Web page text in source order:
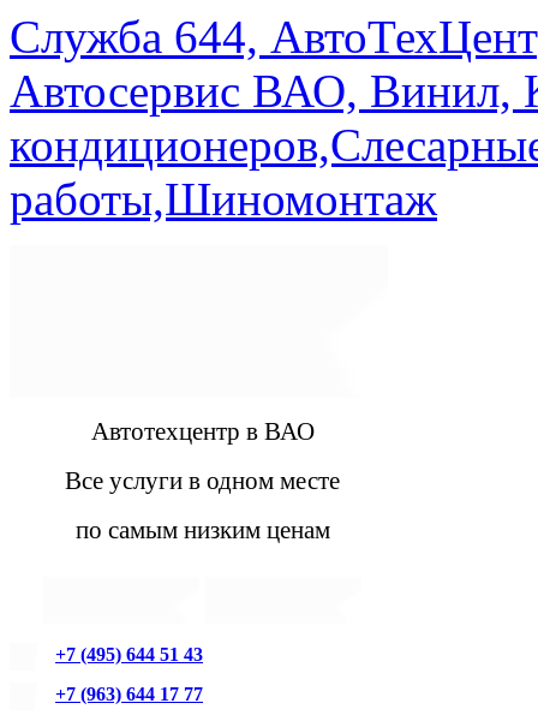
Служба 644,
Автосервис ВАО, Винил,
работы,Шиномонтаж
Автотехцентр в ВАО
Все услуги в одном месте
по самым низким ценам
+7 (495) 644 51 43
+7 (963) 644 17 77